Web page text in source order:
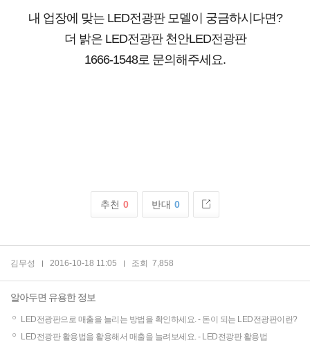
내 업장에 맞는 LED전광판 모델이 궁금하시다면?
더 밝은 LED전광판 천안LED전광판
1666-1548로 문의해주세요.
추천 0 반대 0
김무성 2016-10-18 11:05 조회 7,858
알아두면 유용한 정보
LED전광판으로 매출을 늘리는 방법을 확인하세요. - 돈이 되는 LED전광판이란?
LED전광판 활용법을 활용해서 매출을 늘려보세요. - LED전광판 활용법